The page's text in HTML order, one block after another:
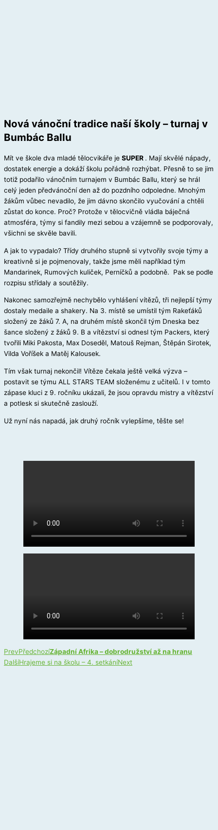
Nová vánoční tradice naší školy – turnaj v
Bumbác Ballu
Mít ve škole dva mladé tělocvikáře je SUPER . Mají skvělé nápady,
dostatek energie a dokáží školu pořádně rozhýbat. Přesně to se jim
totiž podařilo vánočním turnajem v Bumbác Ballu, který se hrál
celý jeden předvánoční den až do pozdního odpoledne. Mnohým
žákům vůbec nevadilo, že jim dávno skončilo vyučování a chtěli
zůstat do konce. Proč? Protože v tělocvičně vládla báječná
atmosféra, týmy si fandily mezi sebou a vzájemně se podporovaly,
všichni se skvěle bavili.
A jak to vypadalo? Třídy druhého stupně si vytvořily svoje týmy a
kreativně si je pojmenovaly, takže jsme měli například tým
Mandarinek, Rumových kuliček, Perníčků a podobně. Pak se podle
rozpisu střídaly a soutěžily.
Nakonec samozřejmě nechybělo vyhlášení vítězů, tři nejlepší týmy
dostaly medaile a shakery. Na 3. místě se umístil tým Rakeťáků
složený ze žáků 7. A, na druhém místě skončil tým Dneska bez
šance složený z žáků 9. B a vítězství si odnesl tým Packers, který
tvořili Miki Pakosta, Max Doseděl, Matouš Rejman, Štěpán Sirotek,
Vilda Voříšek a Matěj Kalousek.
Tím však turnaj nekončil! Vítěze čekala ještě velká výzva –
postavit se týmu ALL STARS TEAM složenému z učitelů. I v tomto
zápase kluci z 9. ročníku ukázali, že jsou opravdu mistry a vítězství
a potlesk si skutečně zaslouží.
Už nyní nás napadá, jak druhý ročník vylepšíme, těšte se!
PrevPředchozíZápadní Afrika – dobrodružství až na hranu
DalšíHrajeme si na školu – 4. setkáníNext